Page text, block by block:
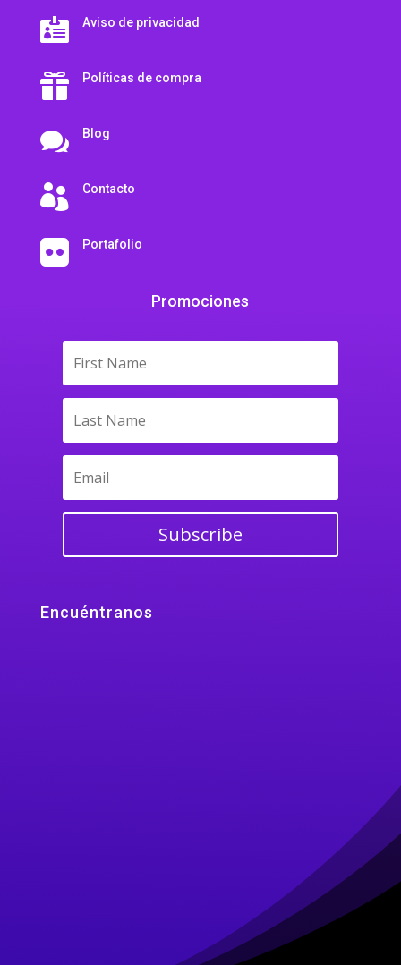
 Aviso de privacidad
 Políticas de compra
 Blog
 Contacto
 Portafolio
Promociones
Subscribe
Encuéntranos